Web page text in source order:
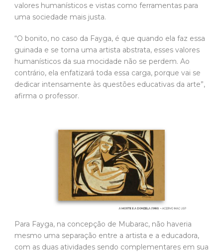
valores humanísticos e vistas como ferramentas para
uma sociedade mais justa.
“O bonito, no caso da Fayga, é que quando ela faz essa
guinada e se torna uma artista abstrata, esses valores
humanísticos da sua mocidade não se perdem. Ao
contrário, ela enfatizará toda essa carga, porque vai se
dedicar intensamente às questões educativas da arte”,
afirma o professor.
Para Fayga, na concepção de Mubarac, não haveria
mesmo uma separação entre a artista e a educadora,
com as duas atividades sendo complementares em sua